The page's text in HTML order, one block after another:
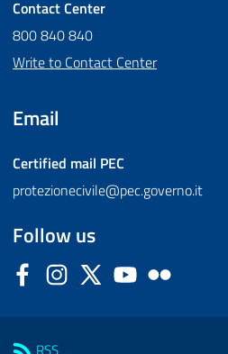
Contact Center
800 840 840
Write to Contact Center
Email
Certified mail PEC
protezionecivile@pec.governo.it
Follow us
FacebookInstagram
Twitter YouTube